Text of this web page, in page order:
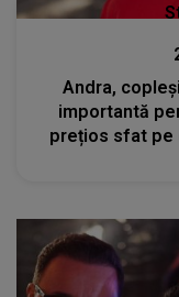
Andra,
importantă
prețios sfat pe